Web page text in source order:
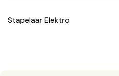
Stapelaar Elektro